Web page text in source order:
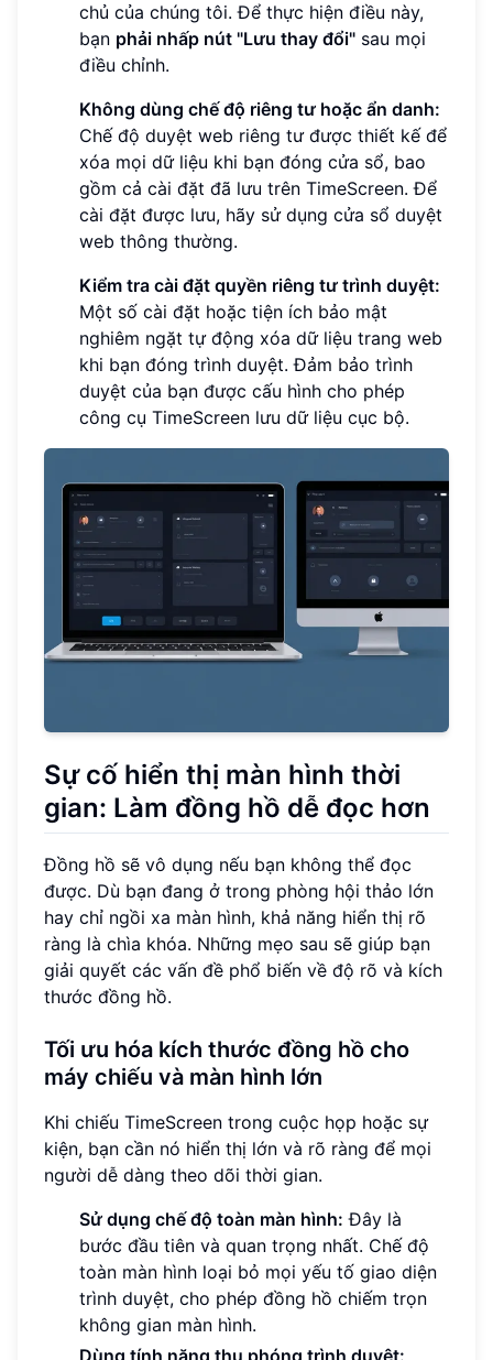
chủ của chúng tôi. Để thực hiện điều này,
bạn phải nhấp nút "Lưu thay đổi" sau mọi
điều chỉnh.
Không dùng chế độ riêng tư hoặc ẩn danh:
Chế độ duyệt web riêng tư được thiết kế để
xóa mọi dữ liệu khi bạn đóng cửa sổ, bao
gồm cả cài đặt đã lưu trên TimeScreen. Để
cài đặt được lưu, hãy sử dụng cửa sổ duyệt
web thông thường.
Kiểm tra cài đặt quyền riêng tư trình duyệt:
Một số cài đặt hoặc tiện ích bảo mật
nghiêm ngặt tự động xóa dữ liệu trang web
khi bạn đóng trình duyệt. Đảm bảo trình
duyệt của bạn được cấu hình cho phép
công cụ TimeScreen lưu dữ liệu cục bộ.
Sự cố hiển thị màn hình thời
gian: Làm đồng hồ dễ đọc hơn
Đồng hồ sẽ vô dụng nếu bạn không thể đọc
được. Dù bạn đang ở trong phòng hội thảo lớn
hay chỉ ngồi xa màn hình, khả năng hiển thị rõ
ràng là chìa khóa. Những mẹo sau sẽ giúp bạn
giải quyết các vấn đề phổ biến về độ rõ và kích
thước đồng hồ.
Tối ưu hóa kích thước đồng hồ cho
máy chiếu và màn hình lớn
Khi chiếu TimeScreen trong cuộc họp hoặc sự
kiện, bạn cần nó hiển thị lớn và rõ ràng để mọi
người dễ dàng theo dõi thời gian.
Sử dụng chế độ toàn màn hình: Đây là
bước đầu tiên và quan trọng nhất. Chế độ
toàn màn hình loại bỏ mọi yếu tố giao diện
trình duyệt, cho phép đồng hồ chiếm trọn
không gian màn hình.
Dùng tính năng thu phóng trình duyệt: